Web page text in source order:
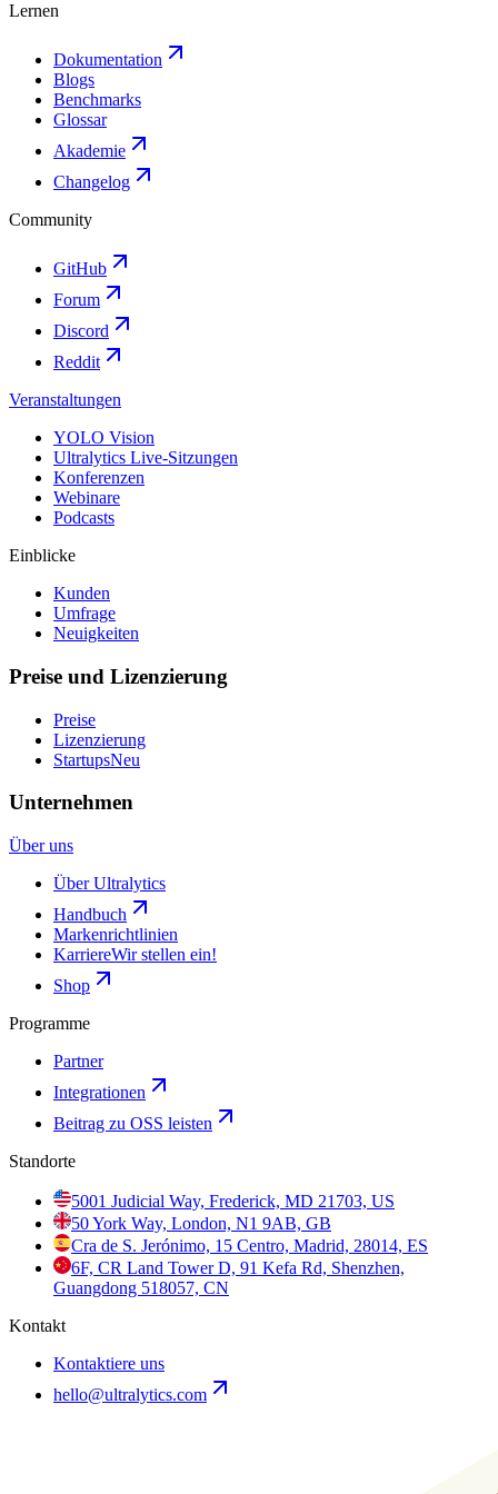
Lernen
Dokumentation
Blogs
Benchmarks
Glossar
Akademie
Changelog
Community
GitHub
Forum
Discord
Reddit
Veranstaltungen
YOLO Vision
Ultralytics Live-Sitzungen
Konferenzen
Webinare
Podcasts
Einblicke
Kunden
Umfrage
Neuigkeiten
Preise und Lizenzierung
Preise
Lizenzierung
StartupsNeu
Unternehmen
Über uns
Über Ultralytics
Handbuch
Markenrichtlinien
KarriereWir stellen ein!
Shop
Programme
Partner
Integrationen
Beitrag zu OSS leisten
Standorte
5001 Judicial Way, Frederick, MD 21703, US
50 York Way, London, N1 9AB, GB
Cra de S. Jerónimo, 15 Centro, Madrid, 28014, ES
6F, CR Land Tower D, 91 Kefa Rd, Shenzhen,
Guangdong 518057, CN
Kontakt
Kontaktiere uns
hello@ultralytics.com